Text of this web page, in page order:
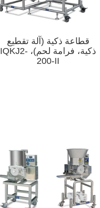
قطاعة ذكية (آلة تقطيع
ذكية، فرامة لحم)، IQKJ2-
200-II